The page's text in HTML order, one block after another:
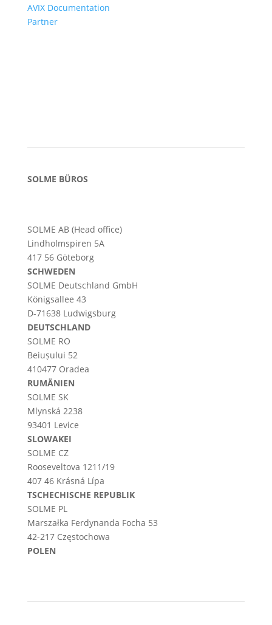
AVIX Documentation
Partner
SOLME BÜROS
SOLME AB (Head office)
Lindholmspiren 5A
417 56 Göteborg
SCHWEDEN
SOLME Deutschland GmbH
Königsallee 43
D-71638 Ludwigsburg
DEUTSCHLAND
SOLME RO
Beiușului 52
410477 Oradea
RUMÄNIEN
SOLME SK
Mlynská 2238
93401 Levice
SLOWAKEI
SOLME CZ
Rooseveltova 1211/19
407 46 Krásná Lípa
TSCHECHISCHE REPUBLIK
SOLME PL
Marszałka Ferdynanda Focha 53
42-217 Częstochowa
POLEN